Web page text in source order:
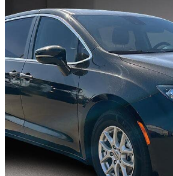
2024 Chrysler Grand Caravan
SXT FWD47 833 km